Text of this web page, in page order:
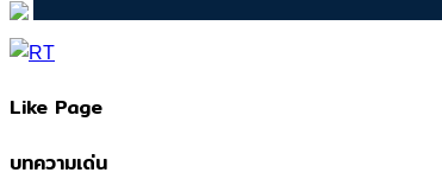
Like Page
บทความเด่น